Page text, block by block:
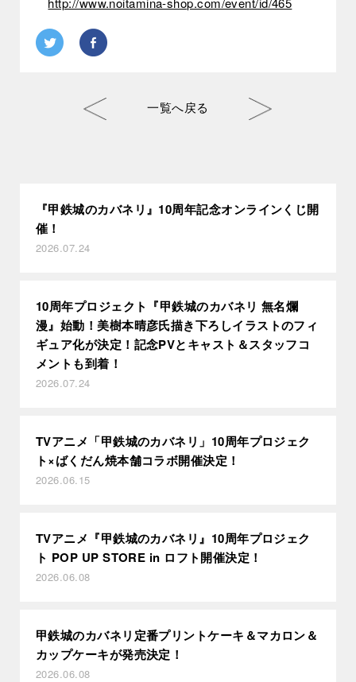
Twitter
一覧へ戻る
『甲鉄城のカバネリ』10周年記念オンラインくじ開
催！
2026.07.24
10周年プロジェクト『甲鉄城のカバネリ 無名爛
漫』始動！美樹本晴彦氏描き下ろしイラストのフィ
ギュア化が決定！記念PVとキャスト＆スタッフコ
メントも到着！
2026.07.24
TVアニメ「甲鉄城のカバネリ」10周年プロジェク
ト×ばくだん焼本舗コラボ開催決定！
2026.06.15
TVアニメ『甲鉄城のカバネリ』10周年プロジェク
ト POP UP STORE in ロフト開催決定！
2026.06.08
甲鉄城のカバネリ定番プリントケーキ＆マカロン＆
カップケーキが発売決定！
2026.06.08